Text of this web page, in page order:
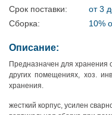
Срок поставки:
от 3
Сборка:
10%
Описание:
Предназначен для хранения
других помещениях, хоз.
хранения.
жесткий корпус, усилен